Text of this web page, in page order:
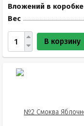
Вложений в коробке
Вес
В корзину